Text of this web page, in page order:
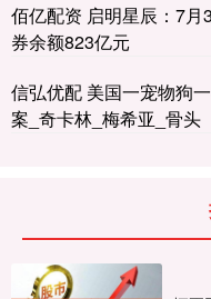
佰亿配资 启明星辰：7
券余额823亿元
信弘优配 美国一宠物狗
案_奇卡林_梅希亚_骨头